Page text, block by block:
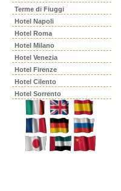
Terme di Fiuggi
Hotel Napoli
Hotel Roma
Hotel Milano
Hotel Venezia
Hotel Firenze
Hotel Cilento
Hotel Sorrento